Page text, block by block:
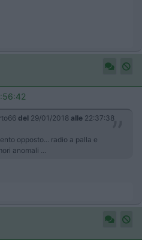
del 29/01/2018 alle 22:37:38
opposto... radio a palla e
anomali ...